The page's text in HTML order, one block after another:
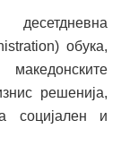
обука,
решенија,
социјален и